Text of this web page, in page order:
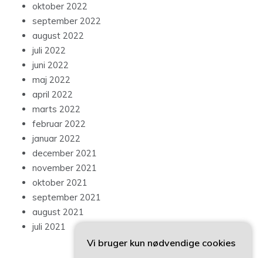
oktober 2022
september 2022
august 2022
juli 2022
juni 2022
maj 2022
april 2022
marts 2022
februar 2022
januar 2022
december 2021
november 2021
oktober 2021
september 2021
august 2021
juli 2021
Vi bruger kun nødvendige cookies